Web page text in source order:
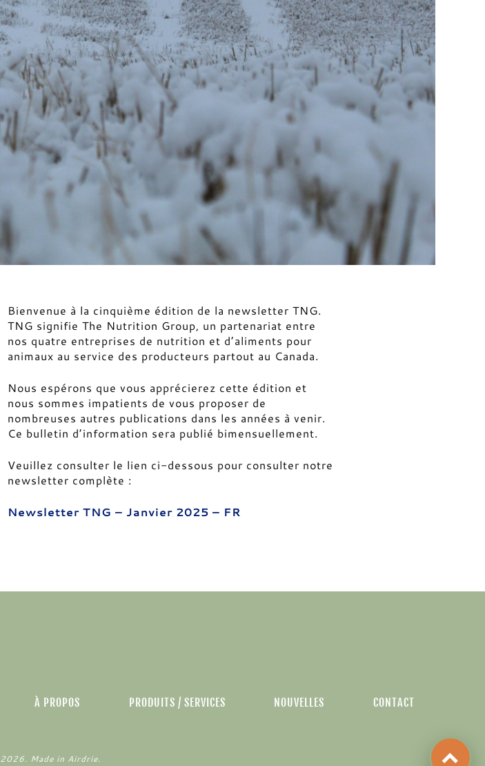
Bienvenue à la cinquième édition de la newsletter TNG.
TNG signifie The Nutrition Group, un partenariat entre
nos quatre entreprises de nutrition et d’aliments pour
animaux au service des producteurs partout au Canada.
Nous espérons que vous apprécierez cette édition et
nous sommes impatients de vous proposer de
nombreuses autres publications dans les années à venir.
Ce bulletin d’information sera publié bimensuellement.
Veuillez consulter le lien ci-dessous pour consulter notre
newsletter complète :
Newsletter TNG – Janvier 2025 – FR
À PROPOS PRODUITS / SERVICES NOUVELLES CONTACT
2026. Made in Airdrie.